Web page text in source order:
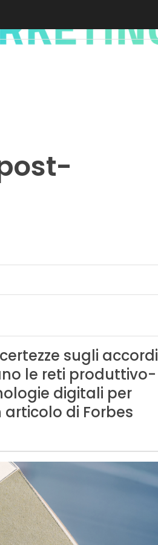
sugli accordi
le reti produttivo-
digitali per
articolo di Forbes